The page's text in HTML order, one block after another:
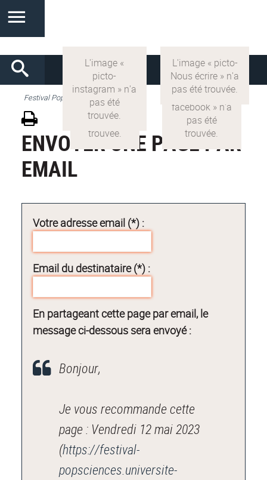
Festival Pop'Sciences
ENVOYER UNE PAGE PAR
EMAIL
Votre adresse email (*) :
Email du destinataire (*) :
En partageant cette page par email, le
message ci-dessous sera envoyé :
Bonjour,
Je vous recommande cette
page : Vendredi 12 mai 2023
(https://festival-
popsciences.universite-